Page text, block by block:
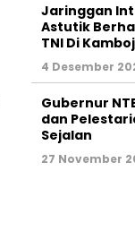
Jaringgan
Astutik
TNI Di
4 Desember
Gubernur
dan
Sejalan
27 November